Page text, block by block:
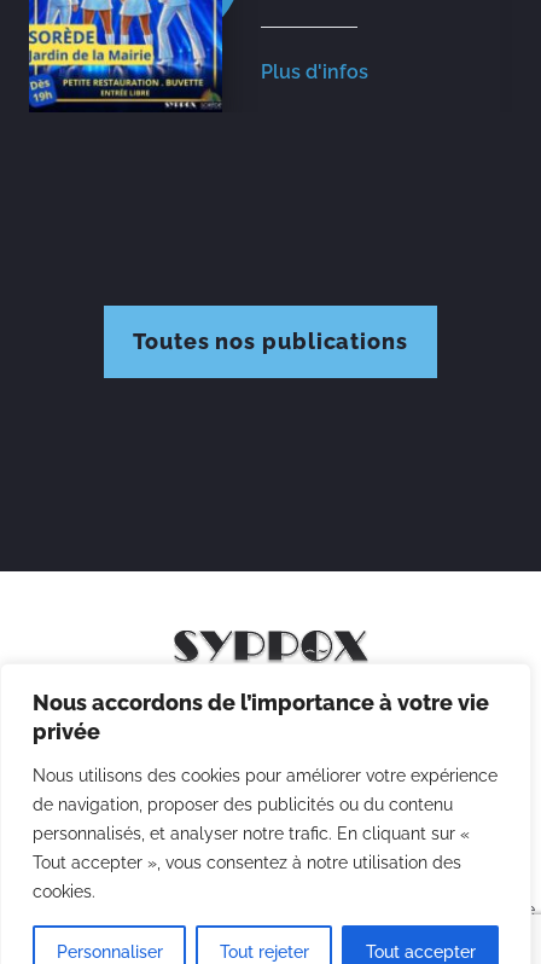
Nous accordons de l’importance à votre vie
privée
Nous utilisons des cookies pour améliorer votre expérience
de navigation, proposer des publicités ou du contenu
personnalisés, et analyser notre trafic. En cliquant sur «
Tout accepter », vous consentez à notre utilisation des
cookies.
Personnaliser Tout rejeter Tout accepter
Plus d'infos
Toutes nos publications
Mentions légales
Politique des cookies
CGV
Agence
Point Com